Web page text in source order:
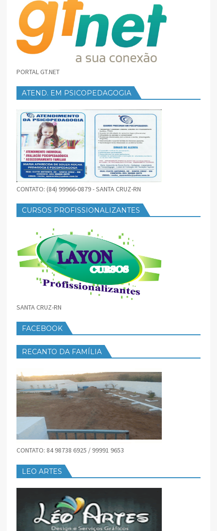
PORTAL GT.NET
ATEND. EM PSICOPEDAGOGIA
CONTATO: (84) 99966-0879 - SANTA CRUZ-RN
CURSOS PROFISSIONALIZANTES
SANTA CRUZ-RN
FACEBOOK
RECANTO DA FAMÍLIA
CONTATO: 84 98738 6925 / 99991 9653
LEO ARTES